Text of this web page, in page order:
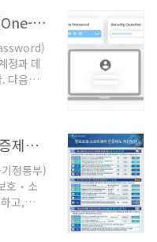
립된 단
수준의
접근이
단점사
계 솔루
용 증가
2단계 인증(2FA/MFA) 및 OTP(One-Time Password) 보안 요소
정과 데
다음은
인증
니다. 첫
식 기반
식과 같
단일
호입니
정보보호‧소프트웨어(SW) 인증제도 개선방안에 따른 변화
정통부)
호‧소
고,
규제 정